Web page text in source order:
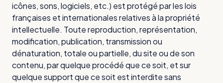
icônes, sons, logiciels, etc.) est protégé par les lois
françaises et internationales relatives à la propriété
intellectuelle. Toute reproduction, représentation,
modification, publication, transmission ou
dénaturation, totale ou partielle, du site ou de son
contenu, par quelque procédé que ce soit, et sur
quelque support que ce soit est interdite sans